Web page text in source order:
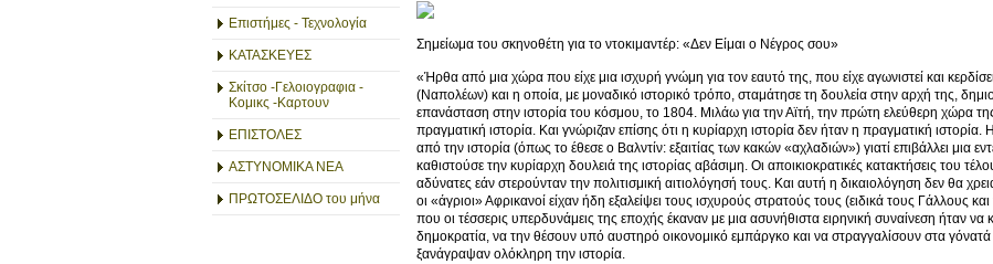
Επιστήμες - Τεχνολογία
ΚΑΤΑΣΚΕΥΕΣ
Σκίτσο -Γελοιογραφια -
Κομικς -Καρτουν
ΕΠΙΣΤΟΛΕΣ
ΑΣΤΥΝΟΜΙΚΑ ΝΕΑ
ΠΡΩΤΟΣΕΛΙΔΟ του μήνα
Σημείωμα του σκηνοθέτη για το ντοκιμαντέρ: «Δεν Είμαι ο Νέγρος σου»
«Ήρθα από μια χώρα που είχε μια ισχυρή γνώμη για τον εαυτό της, που είχε αγωνιστεί και
(Ναπολέων) και η οποία, με μοναδικό ιστορικό τρόπο, σταμάτησε τη δουλεία στην αρχή της,
επανάσταση στην ιστορία του κόσμου, το 1804. Μιλάω για την Αϊτή, την πρώτη ελεύθερη χώρα της
πραγματική ιστορία. Και γνώριζαν επίσης ότι η κυρίαρχη ιστορία δεν ήταν η πραγματική
από την ιστορία (όπως το έθεσε ο Βαλντίν: εξαιτίας των κακών «αχλαδιών») γιατί επιβάλλει μια
καθιστούσε την κυρίαρχη δουλειά της ιστορίας αβάσιμη. Οι αποικιοκρατικές κατακτήσεις του
αδύνατες εάν στερούνταν την πολιτισμική αιτιολόγησή τους. Και αυτή η δικαιολόγηση δεν θα
οι «άγριοι» Αφρικανοί είχαν ήδη εξαλείψει τους ισχυρούς στρατούς τους (ειδικά τους Γάλλους
που οι τέσσερις υπερδυνάμεις της εποχής έκαναν με μια ασυνήθιστα ειρηνική συναίνεση ήταν
δημοκρατία, να την θέσουν υπό αυστηρό οικονομικό εμπάργκο και να στραγγαλίσουν στα γόνατά
ξανάγραψαν ολόκληρη την ιστορία.